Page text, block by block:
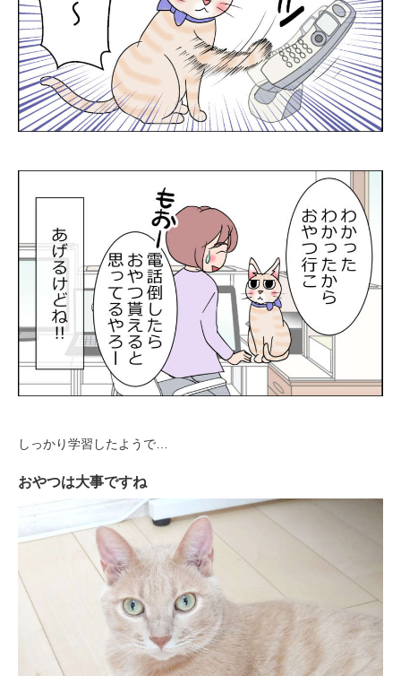
しっかり学習したようで…
おやつは大事ですね
pecodogs
いぬ部をフォロー
pecocats
ねこ部をフォロー
PECOアプリをダウンロード済みの方
アプリで開く
アプリをダウンロードする